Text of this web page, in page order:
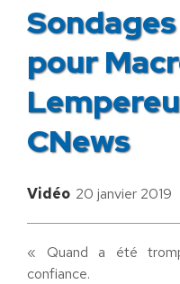
pour
CNews
Vidéo 20 janvier 2019
« Quand a été
confiance.